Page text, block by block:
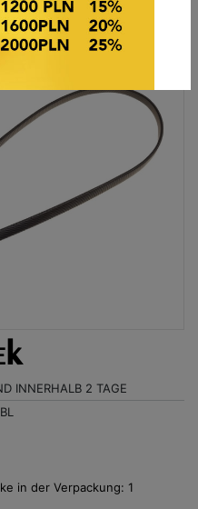
INNERHALB 2 TAGE
in der Verpackung: 1